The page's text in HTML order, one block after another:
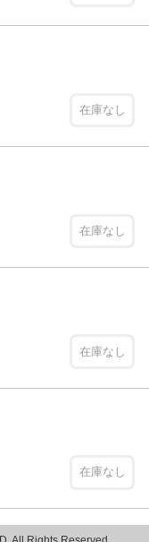
在庫なし
在庫なし
在庫なし
在庫なし